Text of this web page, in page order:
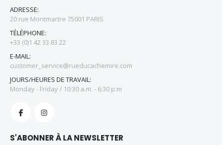
ADRESSE:
20 rue Montmartre 75001 PARIS
TÉLÉPHONE:
+33 (0)1 42 33 83 22
E-MAIL:
customer_service@rueducachemire.com
JOURS/HEURES DE TRAVAIL:
Monday - Friday / 10:30 a.m. - 6:30 p.m
S'ABONNER À LA NEWSLETTER